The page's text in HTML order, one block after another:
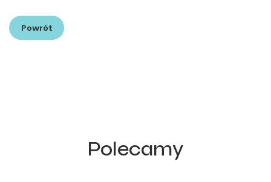
Powrót
Polecamy